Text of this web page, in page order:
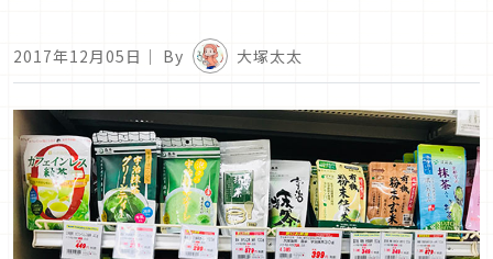
2017年12月05日 ｜ By 大塚太太